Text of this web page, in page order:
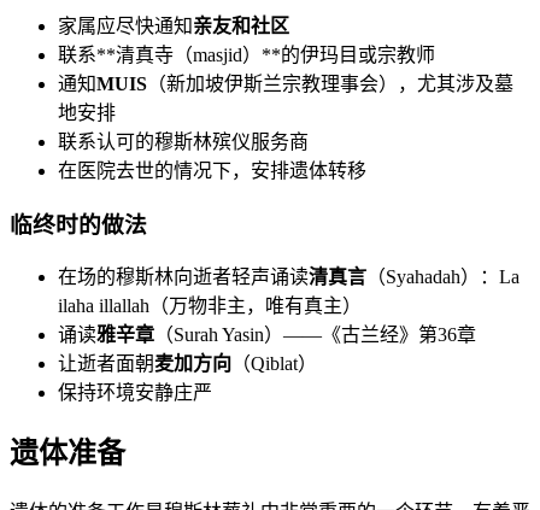
家属应尽快通知亲友和社区
联系**清真寺（masjid）**的伊玛目或宗教师
通知MUIS （新加坡伊斯兰宗教理事会），尤其涉及墓
地安排
联系认可的穆斯林殡仪服务商
在医院去世的情况下，安排遗体转移
临终时的做法
在场的穆斯林向逝者轻声诵读清真言 （Syahadah）：La
ilaha illallah（万物非主，唯有真主）
诵读雅辛章 （Surah Yasin）——《古兰经》第36章
让逝者面朝麦加方向 （Qiblat）
保持环境安静庄严
遗体准备